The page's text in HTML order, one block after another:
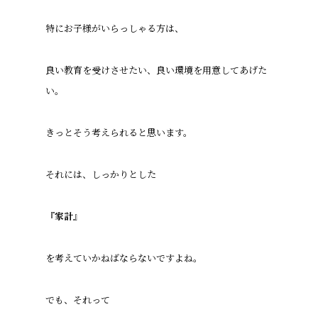
特にお子様がいらっしゃる方は、
良い教育を受けさせたい、良い環境を用意してあげた
い。
きっとそう考えられると思います。
それには、しっかりとした
『家計』
を考えていかねばならないですよね。
でも、それって